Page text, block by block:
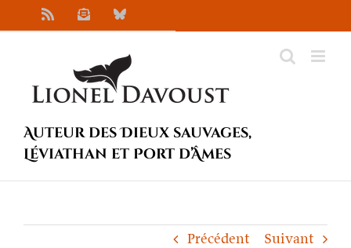
au
NewsletterBluesky
Auteur des Dieux sauvages,
Léviathan et Port d’Âmes
Précédent Suivant